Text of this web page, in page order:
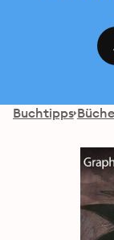
Buchtipps